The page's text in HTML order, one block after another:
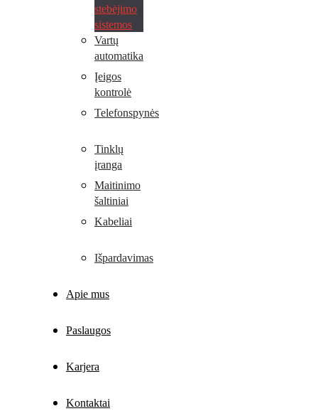
stebėjimo
sistemos
Vartų
automatika
Įeigos
kontrolė
Telefonspynės
Tinklų
įranga
Maitinimo
šaltiniai
Kabeliai
Išpardavimas
Apie mus
Paslaugos
Karjera
Kontaktai